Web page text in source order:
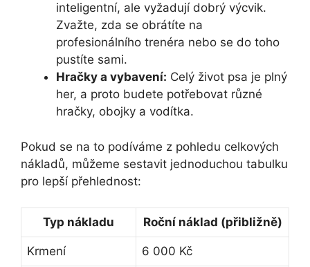
inteligentní, ale vyžadují dobrý výcvik.
Zvažte, zda se obrátíte na
profesionálního trenéra nebo se do toho
pustíte sami.
Hračky a vybavení: Celý život psa je plný
her, a proto budete potřebovat různé
hračky, obojky a vodítka.
Pokud se na to podíváme z pohledu celkových
nákladů, můžeme sestavit jednoduchou tabulku
pro lepší přehlednost:
Typ nákladu Roční náklad (přibližně)
Krmení 6 000 Kč